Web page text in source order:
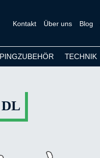
Kontakt Über uns Blog
TECHNIK